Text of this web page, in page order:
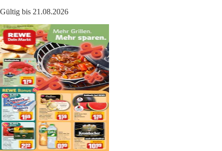
Gültig bis 21.08.2026